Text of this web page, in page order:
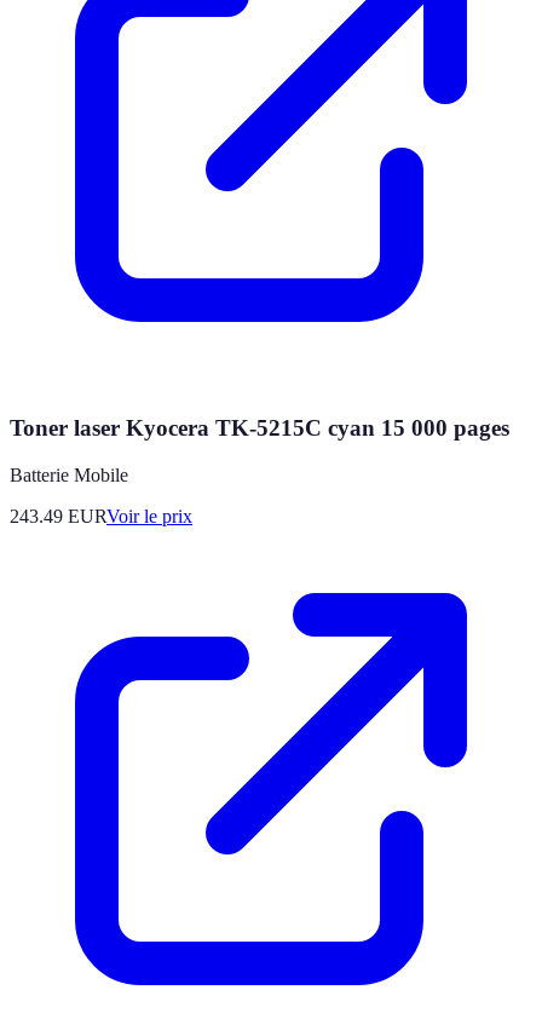
Toner laser Kyocera TK-5215C cyan 15 000 pages
Batterie Mobile
243.49 EURVoir le prix